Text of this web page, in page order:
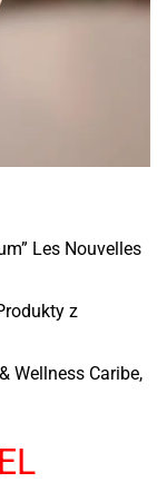
Les Nouvelles
z
Wellness Caribe,